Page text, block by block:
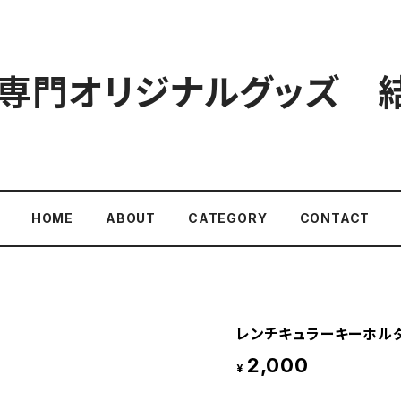
門オリジナルグッズ
HOME ABOUT CATEGORY CONTACT
レンチキュラーキーホル
¥ 2,000